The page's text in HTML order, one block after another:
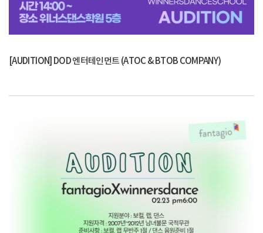
[AUDITION] DOD 엔터테인먼트 (ATOC & BTOB COMPANY)